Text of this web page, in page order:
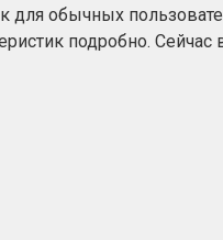
обычных
подробно. Сейчас